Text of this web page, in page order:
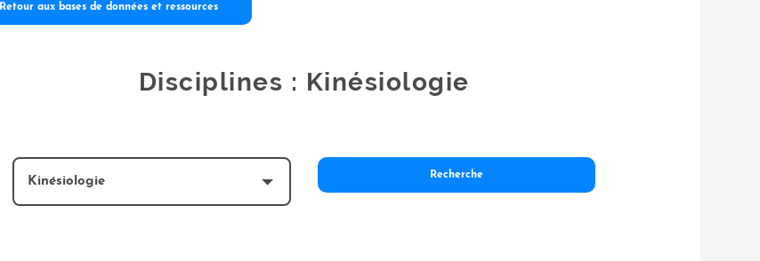
Retour aux bases de données et ressources
Disciplines : Kinésiologie